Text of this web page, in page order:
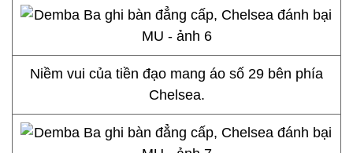
Niềm vui của tiền đạo mang áo số 29 bên phía
Chelsea.